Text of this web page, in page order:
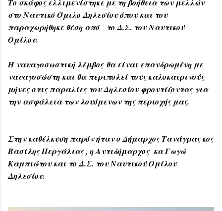
Το σκάφος ελλιμενίστηκε με τη βοήθεια των μελλών
στο Ναυτικό Όμιλο Δηλεσίου όπου και του
παραχωρήθηκε θέση από το Δ.Σ. του Ναυτικού
Ομίλου.
Η ναυαγοσωστική λέμβοςθα είναι επανδρωμένη με
ναυαγοσώστη και θα περιπολεί τους καλοκαιρινούς
μήνες στις παραλίες του Δηλεσίου φροντίζοντας για
την ασφάλεια των λουόμενων της περιοχής μας.
Στην καθέλκυση παρόν ήταν ο Δήμαρχος Τανάγρας κος
Βασίλης Περγάλιας , η Αντιδήμαρχος κα Γωγώ
Καμπιώτου και το Δ.Σ. του Ναυτικού Ομίλου
Δηλεσίου.